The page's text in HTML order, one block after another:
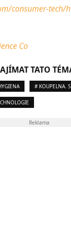
consumer-tech/
Co
TATO
# KOUPELNA.
Reklama